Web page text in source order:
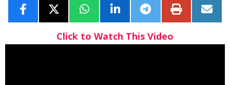
Click to Watch This Video